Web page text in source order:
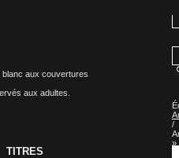
blanc aux couvertures
aux adultes.
/
»
TITRES